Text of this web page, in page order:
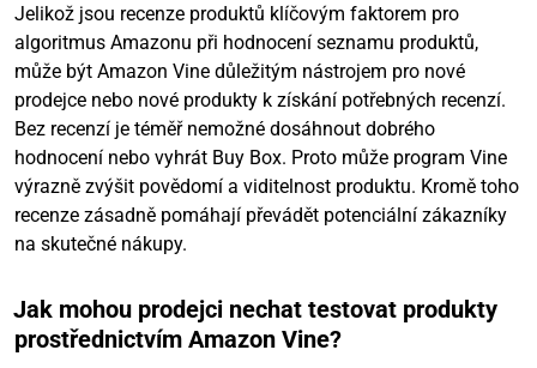
Jelikož jsou recenze produktů klíčovým faktorem pro
algoritmus Amazonu při hodnocení seznamu produktů,
může být Amazon Vine důležitým nástrojem pro nové
prodejce nebo nové produkty k získání potřebných recenzí.
Bez recenzí je téměř nemožné dosáhnout dobrého
hodnocení nebo vyhrát Buy Box. Proto může program Vine
výrazně zvýšit povědomí a viditelnost produktu. Kromě toho
recenze zásadně pomáhají převádět potenciální zákazníky
na skutečné nákupy.
Jak mohou prodejci nechat testovat produkty
prostřednictvím Amazon Vine?